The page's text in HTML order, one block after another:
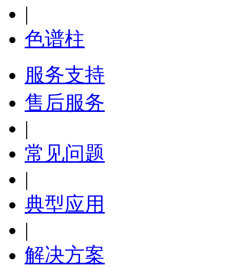
|
色谱柱
服务支持
售后服务
|
常见问题
|
典型应用
|
解决方案